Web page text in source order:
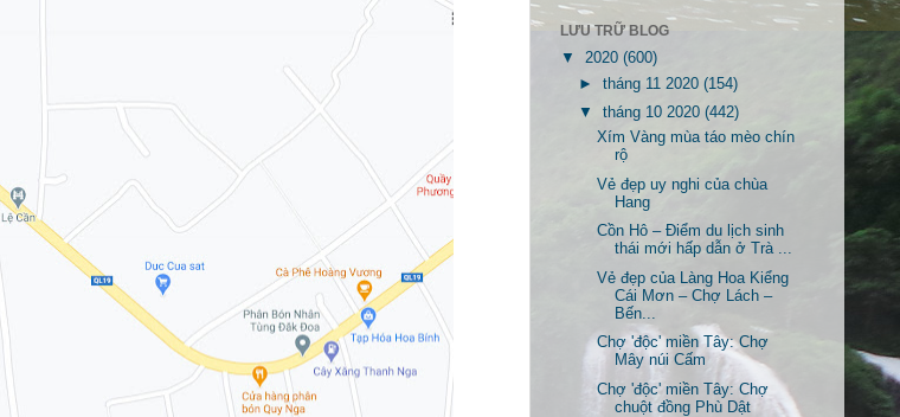
LƯU TRỮ BLOG
▼ 2020 (600)
►tháng 11 2020(154)
▼tháng 10 2020(442)
Xím Vàng mùa táo mèo chín
rộ
Vẻ đẹp uy nghi của chùa
Hang
Cồn Hô – Điểm du lịch sinh
thái mới hấp dẫn ở Trà ...
Vẻ đẹp của Làng Hoa Kiểng
Cái Mơn – Chợ Lách –
Bến...
Chợ 'độc' miền Tây: Chợ
Mây núi Cấm
Chợ 'độc' miền Tây: Chợ
chuột đồng Phù Dật